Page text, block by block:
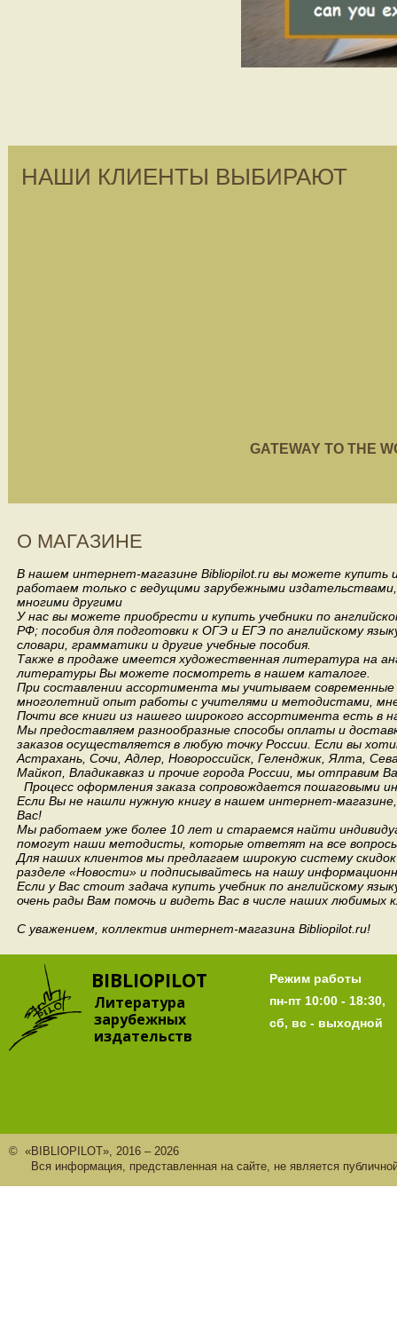
НАШИ КЛИЕНТЫ ВЫБИРАЮТ
GATEWAY TO THE
О МАГАЗИНЕ
В нашем интернет-магазине Bibliopilot.ru вы можете купить
работаем только с ведущими зарубежными издательствами,
многими другими
У нас вы можете приобрести и купить учебники по
РФ; пособия для подготовки к ОГЭ и ЕГЭ по английскому
словари, грамматики и другие учебные пособия.
Также в продаже имеется художественная литература на
литературы Вы можете посмотреть в нашем каталоге.
При составлении ассортимента мы учитываем
многолетний опыт работы с учителями и методистами,
Почти все книги из нашего широкого ассортимента есть в
Мы предоставляем разнообразные способы оплаты и
заказов осуществляется в любую точку России. Если вы
Астрахань, Сочи, Адлер, Новороссийск, Геленджик, Ялта,
Майкоп, Владикавказ и прочие города России, мы отправим
Процесс оформления заказа сопровождается пошаговыми
Если Вы не нашли нужную книгу в нашем интернет-
Вас!
Мы работаем уже более 10 лет и стараемся найти
помогут наши методисты, которые ответят на все
Для наших клиентов мы предлагаем широкую систему
разделе «Новости» и подписывайтесь на нашу
Если у Вас стоит задача купить учебник по английскому
очень рады Вам помочь и видеть Вас в числе наших любимых
С уважением, коллектив интернет-магазина Bibliopilot.ru!
BIBLIOPILOT
Литература
зарубежных
издательств
Режим работы
пн-пт 10:00 - 18:30,
сб, вс - выходной
© «BIBLIOPILOT», 2016 – 2026
Вся информация, представленная на сайте, не является